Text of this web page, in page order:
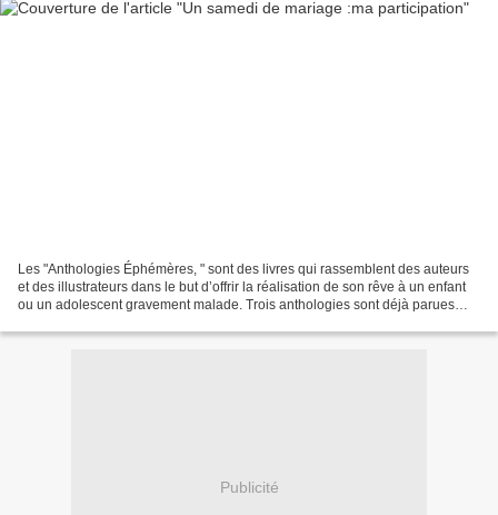
Les "Anthologies Éphémères, " sont des livres qui rassemblent des auteurs
et des illustrateurs dans le but d’offrir la réalisation de son rêve à un enfant
ou un adolescent gravement malade. Trois anthologies sont déjà parues
Publicité